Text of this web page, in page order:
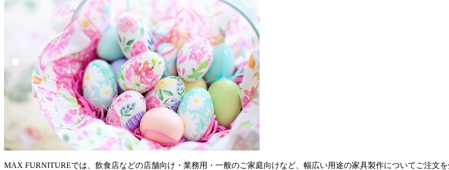
MAX FURNITUREでは、飲食店などの店舗向け・業務用・一般のご家庭向けなど、幅広い用途の家具製作についてご注文を